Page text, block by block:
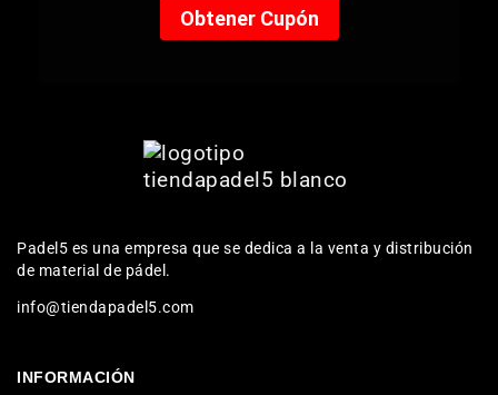
Padel5 es una empresa que se dedica a la venta y distribución
de material de pádel.
info@tiendapadel5.com
INFORMACIÓN